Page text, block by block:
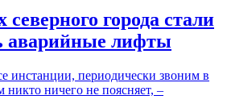
города стали
аварийные лифты
инстанции, периодически звоним в
ничего не поясняет, –